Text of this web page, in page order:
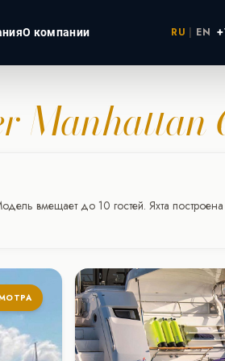
Москва
О компании RU | EN
Manhattan
вмещает до 10 гостей. Яхта